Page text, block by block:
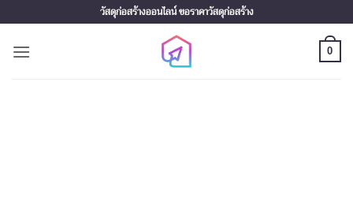
to
content
วัสดุก่อสร้างออนไลน์ ขอราคาวัสดุก่อสร้าง
0